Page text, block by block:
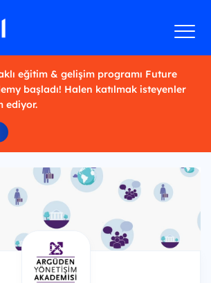
eğitim & gelişim programı Future
başladı! Halen katılmak isteyenler
ediyor.